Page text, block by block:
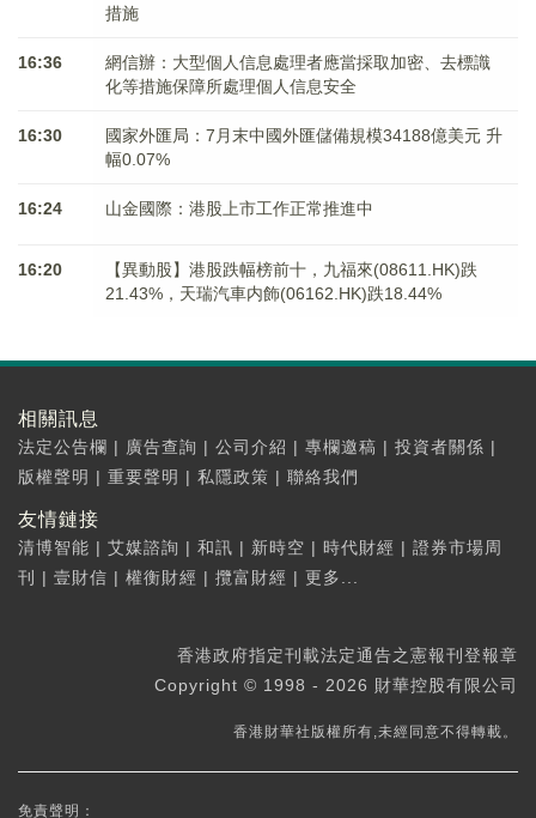
措施
16:36
網信辦：大型個人信息處理者應當採取加密、去標識
化等措施保障所處理個人信息安全
16:30
國家外匯局：7月末中國外匯儲備規模34188億美元 升
幅0.07%
16:24 山金國際：港股上市工作正常推進中
16:20
【異動股】港股跌幅榜前十，九福來(08611.HK)跌
21.43%，天瑞汽車内飾(06162.HK)跌18.44%
相關訊息
法定公告欄 | 廣告查詢 | 公司介紹 | 專欄邀稿 | 投資者關係 |
版權聲明 | 重要聲明 | 私隱政策 | 聯絡我們
友情鏈接
清博智能 | 艾媒諮詢 | 和訊 | 新時空 | 時代財經 | 證券市場周
刊
| 壹財信 | 權衡財經 | 攬富財經 | 更多...
香港政府指定刊載法定通告之憲報刊登報章
Copyright © 1998 - 2026 財華控股有限公司
香港財華社版權所有,未經同意不得轉載。
免責聲明：